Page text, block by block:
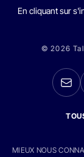
En cliquant sur
© 2026
MIEUX NOUS